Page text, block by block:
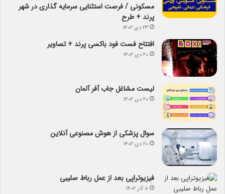
مسکونی / فرصت استثنایی سرمایه گذاری در شهر
پرند + طرح
۲۳ دی ۱۴۰۲
افتتاح فست فود باکسی پرند + تصاویر
۲۰ دی ۱۴۰۲
لیست مشاغل جاب آفر آلمان
۲۰ دی ۱۴۰۲
سوال پزشکی از هوش مصنوعی آنلاین
۲۰ دی ۱۴۰۲
فیزیوتراپی بعد از عمل رباط صلیبی
۸ آذر ۱۴۰۲